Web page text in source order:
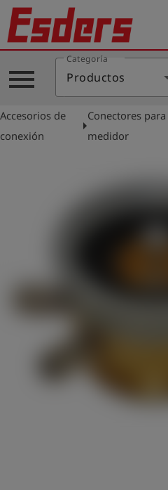
Productos
Blog
Aplicaciones
menu
Categoría
Productos
Accesorios de
conexión
arrow_right
Conectores para
medidor